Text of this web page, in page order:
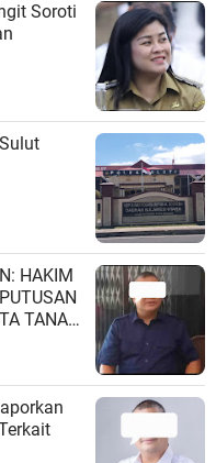
Soroti
HAKIM
TANAH